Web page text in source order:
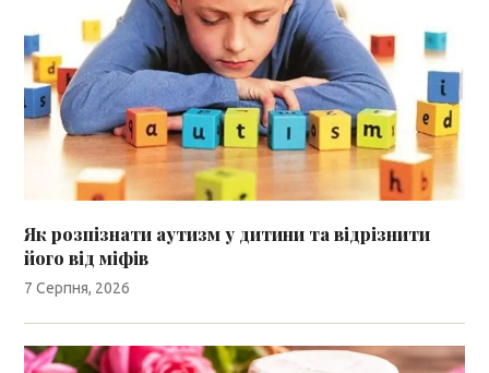
Як розпізнати аутизм у дитини та відрізнити
його від міфів
7 Серпня, 2026